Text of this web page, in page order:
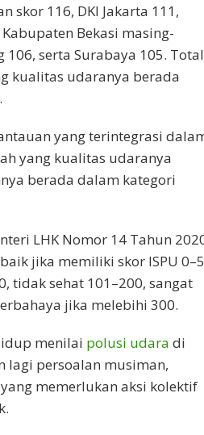
skor 116, DKI Jakarta 111,
Bekasi masing-
106, serta Surabaya 105. Total
kualitas udaranya berada
yang terintegrasi
yang kualitas udaranya
berada dalam kategori
LHK Nomor 14 Tahun
jika memiliki skor ISPU
tidak sehat 101–200, sangat
jika melebihi 300.
menilai polusi udara di
lagi persoalan musiman,
memerlukan aksi kolektif